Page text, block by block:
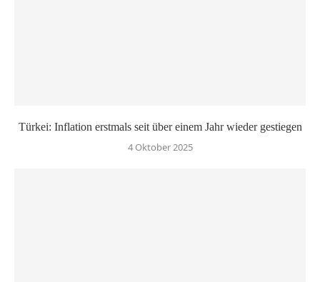
Türkei: Inflation erstmals seit über einem Jahr wieder gestiegen
4 Oktober 2025